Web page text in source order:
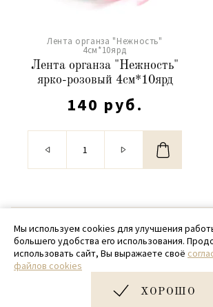
Лента органза "Нежность"
4см*10ярд
Лента органза "Нежность"
ярко-розовый 4см*10ярд
140 руб.
© 2020 - 2026 SamPack
+ 7 (918) 699-97-87
zakaz@sampack.store
Дизайн и разработка сайта
Мы используем cookies для улучшения
большего удобства его использования.
использовать сайт, Вы выражаете своё
файлов cookies
ХОРОШО